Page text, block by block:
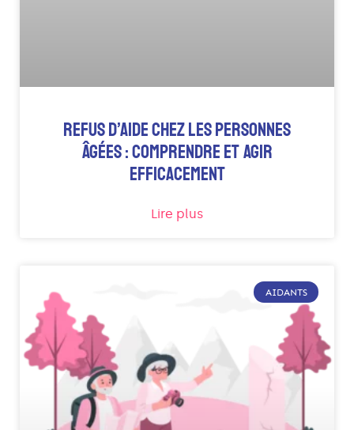
REFUS D’AIDE CHEZ LES PERSONNES
ÂGÉES : COMPRENDRE ET AGIR
EFFICACEMENT
Lire plus
AIDANTS